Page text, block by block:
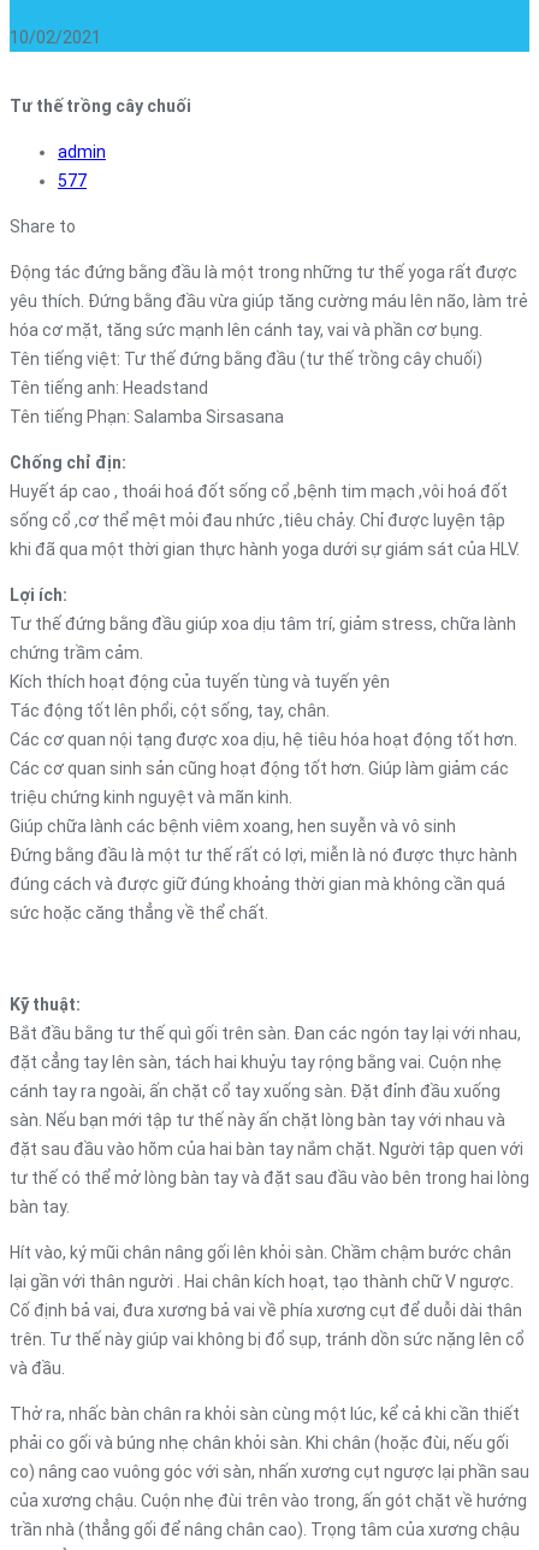
10/02/2021
Tư thế trồng cây chuối
admin
577
Share to
Động tác đứng bằng đầu là một trong những tư thế yoga rất được
yêu thích. Đứng bằng đầu vừa giúp tăng cường máu lên não, làm trẻ
hóa cơ mặt, tăng sức mạnh lên cánh tay, vai và phần cơ bụng.
Tên tiếng việt: Tư thế đứng bằng đầu (tư thế trồng cây chuối)
Tên tiếng anh: Headstand
Tên tiếng Phạn: Salamba Sirsasana
Chống chỉ địn:
Huyết áp cao , thoái hoá đốt sống cổ ,bệnh tim mạch ,vôi hoá đốt
sống cổ ,cơ thể mệt mỏi đau nhức ,tiêu chảy. Chỉ được luyện tập
khi đã qua một thời gian thực hành yoga dưới sự giám sát của HLV.
Lợi ích:
Tư thế đứng bằng đầu giúp xoa dịu tâm trí, giảm stress, chữa lành
chứng trầm cảm.
Kích thích hoạt động của tuyến tùng và tuyến yên
Tác động tốt lên phổi, cột sống, tay, chân.
Các cơ quan nội tạng được xoa dịu, hệ tiêu hóa hoạt động tốt hơn.
Các cơ quan sinh sản cũng hoạt động tốt hơn. Giúp làm giảm các
triệu chứng kinh nguyệt và mãn kinh.
Giúp chữa lành các bệnh viêm xoang, hen suyễn và vô sinh
Đứng bằng đầu là một tư thế rất có lợi, miễn là nó được thực hành
đúng cách và được giữ đúng khoảng thời gian mà không cần quá
sức hoặc căng thẳng về thể chất.
Kỹ thuật:
Bắt đầu bằng tư thế quì gối trên sàn. Đan các ngón tay lại với nhau,
đặt cẳng tay lên sàn, tách hai khuỷu tay rộng bằng vai. Cuộn nhẹ
cánh tay ra ngoài, ấn chặt cổ tay xuống sàn. Đặt đỉnh đầu xuống
sàn. Nếu bạn mới tập tư thế này ấn chặt lòng bàn tay với nhau và
đặt sau đầu vào hõm của hai bàn tay nắm chặt. Người tập quen với
tư thế có thể mở lòng bàn tay và đặt sau đầu vào bên trong hai lòng
bàn tay.
Hít vào, ký mũi chân nâng gối lên khỏi sàn. Chầm chậm bước chân
lại gần với thân người . Hai chân kích hoạt, tạo thành chữ V ngược.
Cố định bả vai, đưa xương bả vai về phía xương cụt để duỗi dài thân
trên. Tư thế này giúp vai không bị đổ sụp, tránh dồn sức nặng lên cổ
và đầu.
Thở ra, nhấc bàn chân ra khỏi sàn cùng một lúc, kể cả khi cần thiết
phải co gối và búng nhẹ chân khỏi sàn. Khi chân (hoặc đùi, nếu gối
co) nâng cao vuông góc với sàn, nhấn xương cụt ngược lại phần sau
của xương chậu. Cuộn nhẹ đùi trên vào trong, ấn gót chặt về hướng
trần nhà (thẳng gối để nâng chân cao). Trọng tâm của xương chậu